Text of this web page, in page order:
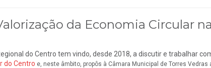
da Economia Circular na
do Centro tem vindo, desde 2018, a discutir e trabalhar
do Centro e, neste âmbito, propôs à Câmara Municipal de Torres Vedras